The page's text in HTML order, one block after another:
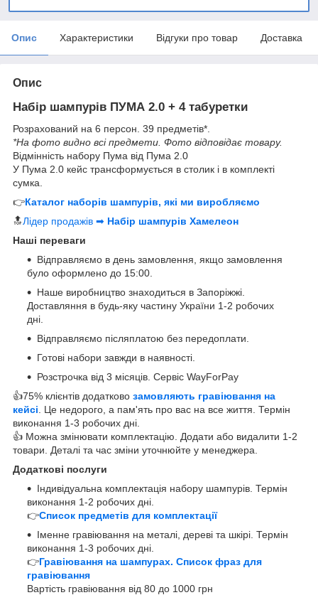
Опис Характеристики Відгуки про товар Доставка
Опис
Набір шампурів ПУМА 2.0 + 4 табуретки
Розрахований на 6 персон. 39 предметів*.
*На фото видно всі предмети. Фото відповідає товару.
Відмінність набору Пума від Пума 2.0
У Пума 2.0 кейс трансформується в столик і в комплекті
сумка.
👉Каталог наборів шампурів, які ми виробляємо
🔝Лідер продажів ➡ Набір шампурів Хамелеон
Наші переваги
Відправляємо в день замовлення, якщо замовлення
було оформлено до 15:00.
Наше виробництво знаходиться в Запоріжжі.
Доставляння в будь-яку частину України 1-2 робочих
дні.
Відправляємо післяплатою без передоплати.
Готові набори завжди в наявності.
Розстрочка від 3 місяців. Сервіс WayForPay
👍75% клієнтів додатково замовляють гравіювання на
кейсі . Це недорого, а пам'ять про вас на все життя. Термін
виконання 1-3 робочих дні.
👍 Можна змінювати комплектацію. Додати або видалити 1-2
товари. Деталі та час зміни уточнюйте у менеджера.
Додаткові послуги
Індивідуальна комплектація набору шампурів. Термін
виконання 1-2 робочих дні.
👉Список предметів для комплектації
Іменне гравіювання на металі, дереві та шкірі. Термін
виконання 1-3 робочих дні.
👉Гравіювання на шампурах. Список фраз для
гравіювання
Вартість гравіювання від 80 до 1000 грн